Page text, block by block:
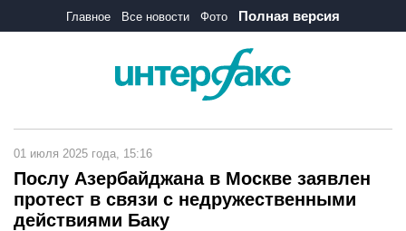
Главное Все новости Фото Полная версия
01 июля 2025 года, 15:16
Послу Азербайджана в Москве заявлен
протест в связи с недружественными
действиями Баку